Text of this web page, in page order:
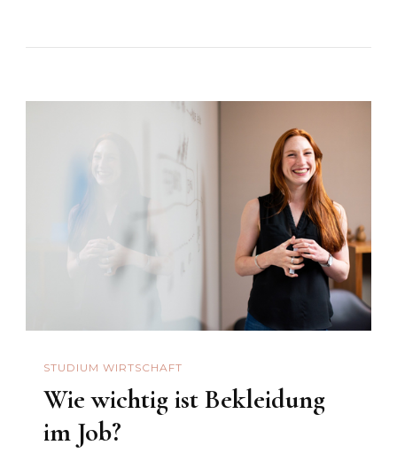
STUDIUM WIRTSCHAFT
Wie wichtig ist Bekleidung
im Job?